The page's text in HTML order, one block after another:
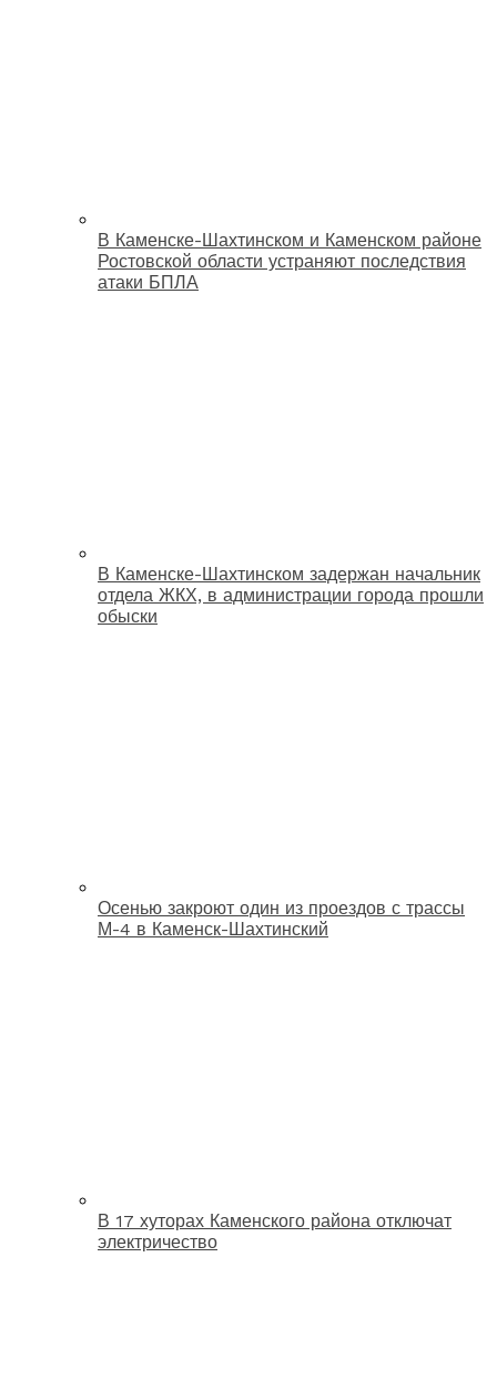
В Каменске-Шахтинском и Каменском районе
Ростовской области устраняют последствия
атаки БПЛА
В Каменске-Шахтинском задержан начальник
отдела ЖКХ, в администрации города прошли
обыски
Осенью закроют один из проездов с трассы
М-4 в Каменск-Шахтинский
В 17 хуторах Каменского района отключат
электричество